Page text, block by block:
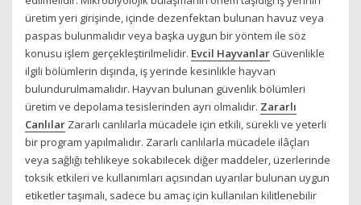
üretim yeri girişinde, içinde dezenfektan bulunan havuz veya
paspas bulunmalıdır veya başka uygun bir yöntem ile söz
konusu işlem gerçekleştirilmelidir. Evcil Hayvanlar Güvenlikle
ilgili bölümlerin dışında, iş yerinde kesinlikle hayvan
bulundurulmamalıdır. Hayvan bulunan güvenlik bölümleri
üretim ve depolama tesislerinden ayrı olmalıdır. Zararlı
Canlılar Zararlı canlılarla mücadele için etkili, sürekli ve yeterli
bir program yapılmalıdır. Zararlı canlılarla mücadele ilâçları
veya sağlığı tehlikeye sokabilecek diğer maddeler, üzerlerinde
toksik etkileri ve kullanımları açısından uyarılar bulunan uygun
etiketler taşımalı, sadece bu amaç için kullanılan kilitlenebilir